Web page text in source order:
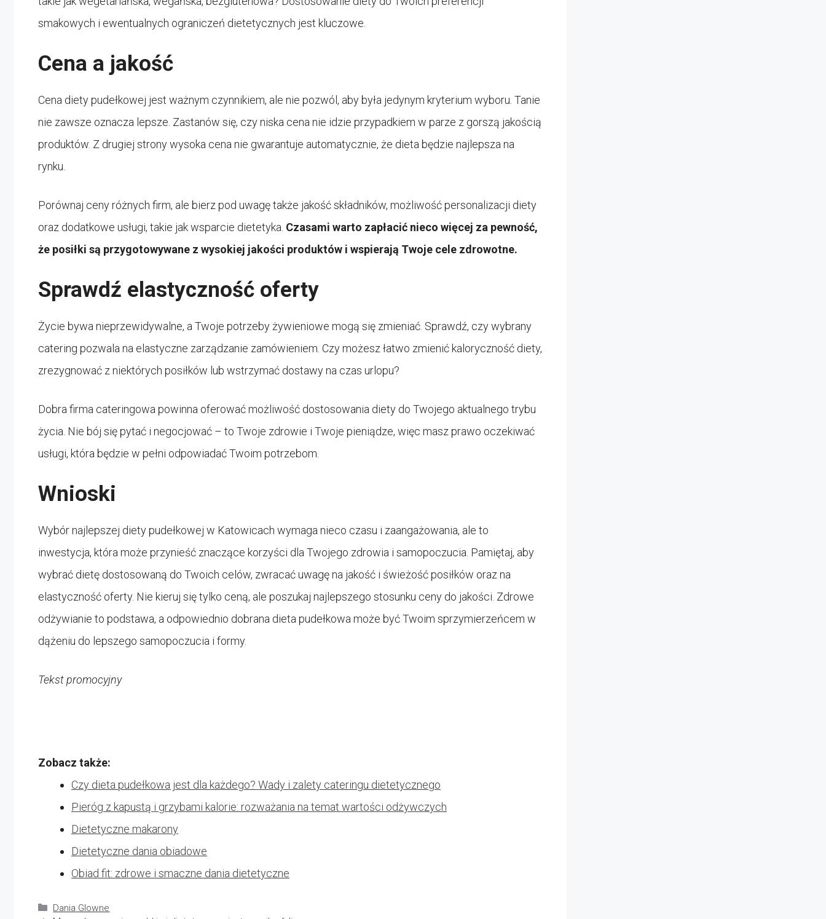
smakowych i ewentualnych ograniczeń dietetycznych jest kluczowe.
Cena a jakość
Cena diety pudełkowej jest ważnym czynnikiem, ale nie pozwól, aby była jedynym kryterium wyboru. Tanie
nie zawsze oznacza lepsze. Zastanów się, czy niska cena nie idzie przypadkiem w parze z gorszą jakością
produktów. Z drugiej strony wysoka cena nie gwarantuje automatycznie, że dieta będzie najlepsza na
rynku.
Porównaj ceny różnych firm, ale bierz pod uwagę także jakość składników, możliwość personalizacji diety
oraz dodatkowe usługi, takie jak wsparcie dietetyka. Czasami warto zapłacić nieco więcej za pewność,
że posiłki są przygotowywane z wysokiej jakości produktów i wspierają Twoje cele zdrowotne.
Sprawdź elastyczność oferty
Życie bywa nieprzewidywalne, a Twoje potrzeby żywieniowe mogą się zmieniać. Sprawdź, czy wybrany
catering pozwala na elastyczne zarządzanie zamówieniem. Czy możesz łatwo zmienić kaloryczność diety,
zrezygnować z niektórych posiłków lub wstrzymać dostawy na czas urlopu?
Dobra firma cateringowa powinna oferować możliwość dostosowania diety do Twojego aktualnego trybu
życia. Nie bój się pytać i negocjować – to Twoje zdrowie i Twoje pieniądze, więc masz prawo oczekiwać
usługi, która będzie w pełni odpowiadać Twoim potrzebom.
Wnioski
Wybór najlepszej diety pudełkowej w Katowicach wymaga nieco czasu i zaangażowania, ale to
inwestycja, która może przynieść znaczące korzyści dla Twojego zdrowia i samopoczucia. Pamiętaj, aby
wybrać dietę dostosowaną do Twoich celów, zwracać uwagę na jakość i świeżość posiłków oraz na
elastyczność oferty. Nie kieruj się tylko ceną, ale poszukaj najlepszego stosunku ceny do jakości. Zdrowe
odżywianie to podstawa, a odpowiednio dobrana dieta pudełkowa może być Twoim sprzymierzeńcem w
dążeniu do lepszego samopoczucia i formy.
Tekst promocyjny
Zobacz także:
Czy dieta pudełkowa jest dla każdego? Wady i zalety cateringu dietetycznego
Pieróg z kapustą i grzybami kalorie: rozważania na temat wartości odżywczych
Dietetyczne makarony
Dietetyczne dania obiadowe
Obiad fit: zdrowe i smaczne dania dietetyczne
Kategorie
Dania Glowne